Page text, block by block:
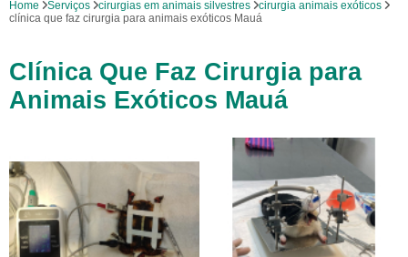
Home Serviços cirurgias em animais silvestres
cirurgia animais exóticos
clínica que faz cirurgia para animais exóticos Mauá
Clínica Que Faz Cirurgia para
Animais Exóticos Mauá